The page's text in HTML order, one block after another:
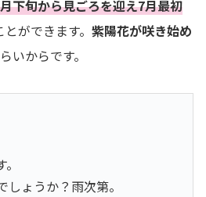
下旬から見ごろを迎え7月最初
とができます。 紫陽花が咲き始め
いからです。
ょうか？雨次第。